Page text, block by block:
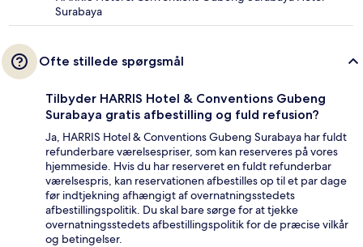
Surabaya
Ofte stillede spørgsmål
Tilbyder HARRIS Hotel & Conventions Gubeng
Surabaya gratis afbestilling og fuld refusion?
Ja, HARRIS Hotel & Conventions Gubeng Surabaya har fuldt
refunderbare værelsespriser, som kan reserveres på vores
hjemmeside. Hvis du har reserveret en fuldt refunderbar
værelsespris, kan reservationen afbestilles op til et par dage
før indtjekning afhængigt af overnatningsstedets
afbestillingspolitik. Du skal bare sørge for at tjekke
overnatningsstedets afbestillingspolitik for de præcise vilkår
og betingelser.